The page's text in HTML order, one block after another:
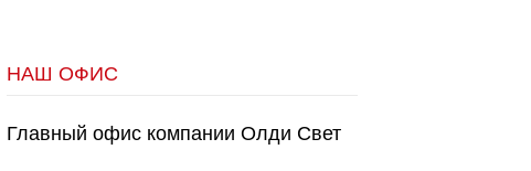
НАШ ОФИС
Главный офис компании Олди Свет